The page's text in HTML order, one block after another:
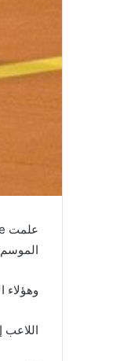
الموسم
وهؤلاء
اللاعب إلياس